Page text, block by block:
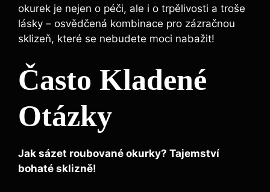
okurek je nejen o péči, ale i o trpělivosti ​a⁤ troše
lásky – osvědčená‍ kombinace pro zázračnou
sklizeň, ⁣které se nebudete moci nabažit!
Často Kladené
Otázky
Jak sázet roubované okurky? Tajemství
bohaté sklizně!